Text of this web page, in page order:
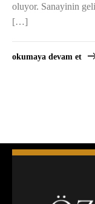
oluyor. Sanayinin
[…]
okumaya devam et